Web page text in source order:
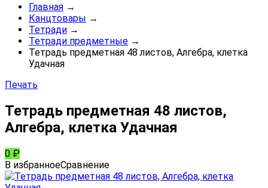
Главная →
Канцтовары →
Тетради →
Тетради предметные →
Тетрадь предметная 48 листов, Алгебра, клетка
Удачная
Печать
Тетрадь предметная 48 листов,
Алгебра, клетка Удачная
0 ₽
В избранноеСравнение